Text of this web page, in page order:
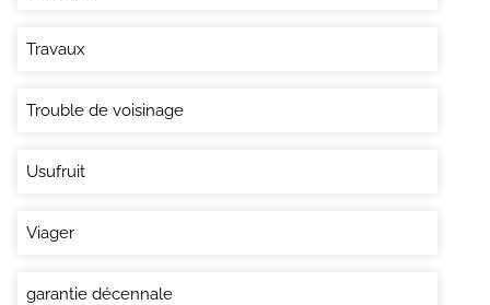
Travaux
Trouble de voisinage
Usufruit
Viager
garantie décennale